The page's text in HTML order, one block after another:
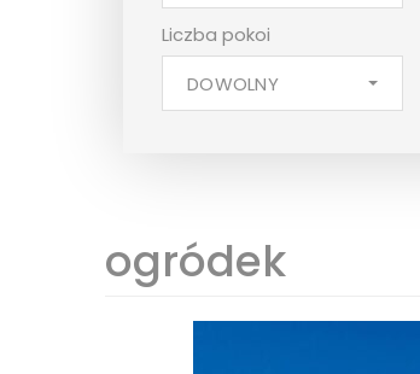
Liczba pokoi
DOWOLNY
ogródek